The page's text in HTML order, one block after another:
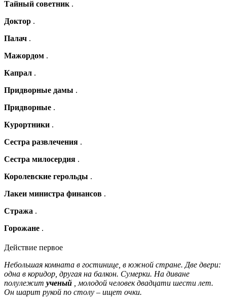
Тайный cоветник .
Доктор .
Палач .
Мажордом .
Капрал .
Придворные дамы .
Придворные .
Курортники .
Сестра развлечения .
Сестра милосердия .
Королевские герольды .
Лакеи министра финансов .
Стража .
Горожане .
Действие первое
Небольшая комната в гостинице, в южной стране. Две двери:
одна в коридор, другая на балкон. Сумерки. На диване
полулежит ученый
, молодой человек двадцати шести лет.
Он шарит рукой по столу – ищет очки.